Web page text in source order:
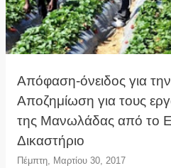
Απόφαση-όνειδος για
Αποζημίωση για τους
της Μανωλάδας από το
Δικαστήριο
Πέμπτη, Μαρτίου 30, 2017